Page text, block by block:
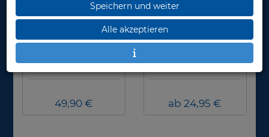
schwarz/silber -
Abverkauf #
49,90 € ab 24,95 €
Speichern und weiter
Alle akzeptieren